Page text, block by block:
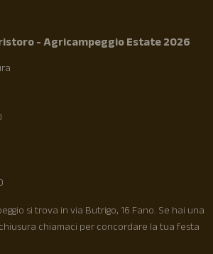
- Agricampeggio Estate 2026
si trova in via Butrigo, 16 Fano. Se hai una
chiamaci per concordare la tua festa